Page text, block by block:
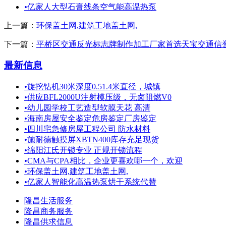
•亿家人大型石膏线条空气能高温热泵
上一篇： 环保盖土网,建筑工地盖土网,
下一篇： 平桥区交通反光标志牌制作加工厂家首选天宝交通信
最新信息
•旋挖钻机30米深度0.51.4米直径，城镇
•供应BFL2000U注射模压级，无卤阻燃V0
•幼儿园学校工艺造型软膜天花 高清
•海南房屋安全鉴定危房鉴定厂房鉴定
• 四川宅急修房屋工程公司 防水材料
•施耐德触摸屏XBTN400库存充足现货
•绵阳江氏开锁专业 正规开锁流程
•CMA与CPA相比，企业更喜欢哪一个，欢迎
•环保盖土网,建筑工地盖土网,
•亿家人智能化高温热泵烘干系统代替
隆昌生活服务
隆昌商务服务
隆昌供求信息